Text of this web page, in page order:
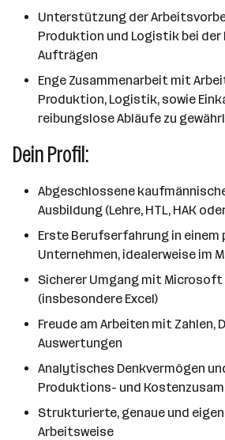
Unterstützung der
Produktion und Logistik bei
Aufträgen
Enge Zusammenarbeit mit
Produktion, Logistik, sowie
reibungslose Abläufe zu
Dein Profil:
Abgeschlossene
Ausbildung (Lehre, HTL, HAK
Erste Berufserfahrung in einem
Unternehmen, idealerweise im
Sicherer Umgang mit Microsoft
(insbesondere Excel)
Freude am Arbeiten mit Zahlen,
Auswertungen
Analytisches Denkvermögen
Produktions- und
Strukturierte, genaue und
Arbeitsweise